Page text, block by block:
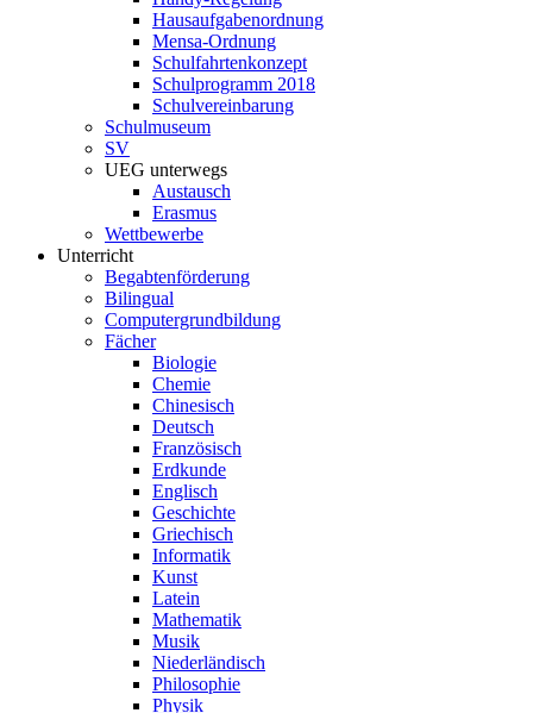
Hausaufgabenordnung
Mensa-Ordnung
Schulfahrtenkonzept
Schulprogramm 2018
Schulvereinbarung
Schulmuseum
SV
UEG unterwegs
Austausch
Erasmus
Wettbewerbe
Unterricht
Begabtenförderung
Bilingual
Computergrundbildung
Fächer
Biologie
Chemie
Chinesisch
Deutsch
Französisch
Erdkunde
Englisch
Geschichte
Griechisch
Informatik
Kunst
Latein
Mathematik
Musik
Niederländisch
Philosophie
Physik